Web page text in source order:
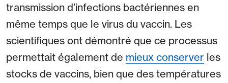
transmission d’infections bactériennes en
même temps que le virus du vaccin. Les
scientifiques ont démontré que ce processus
permettait également de mieux conserver les
stocks de vaccins, bien que des températures